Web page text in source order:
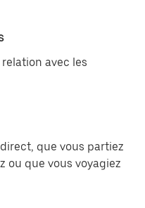
avec les
que vous partiez
ou que vous voyagiez